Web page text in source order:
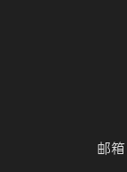
邮箱